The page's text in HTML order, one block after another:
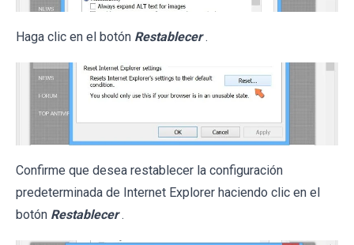
Haga clic en el botón Restablecer .
Confirme que desea restablecer la configuración
predeterminada de Internet Explorer haciendo clic en el
botón Restablecer .